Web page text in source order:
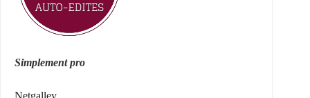
Simplement pro